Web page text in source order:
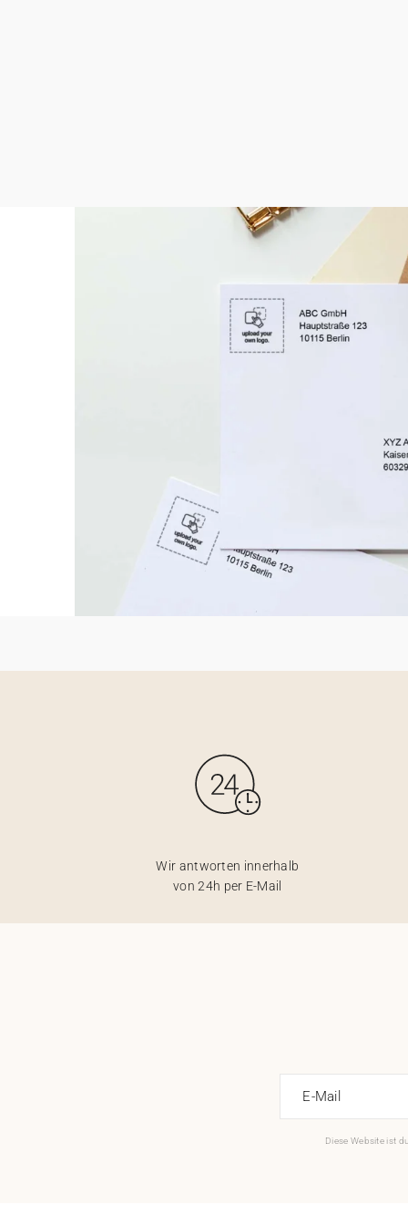
Wir antworten innerhalb
von 24h per E-Mail
E-Mail
Diese Website ist